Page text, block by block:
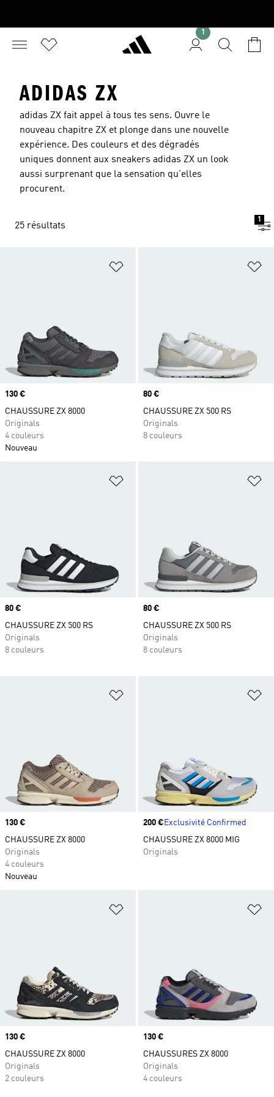
ADIDAS ZX
adidas ZX fait appel à tous tes sens. Ouvre le
nouveau chapitre ZX et plonge dans une nouvelle
expérience. Des couleurs et des dégradés
uniques donnent aux sneakers adidas ZX un look
aussi surprenant que la sensation qu'elles
procurent.
25 résultats
1
Ajouter à la Liste de produits
Prix
130 €
CHAUSSURE ZX 8000
Originals
4 couleurs
Nouveau
Prix
80 €
CHAUSSURE ZX 500 RS
Originals
8 couleurs
Ajouter à la Liste de produits
Prix
80 €
CHAUSSURE ZX 500 RS
Originals
8 couleurs
Prix
80 €
CHAUSSURE ZX 500 RS
Originals
8 couleurs
Ajouter à la Liste de produits
Prix
130 €
CHAUSSURE ZX 8000
Originals
4 couleurs
Nouveau
Prix
200 € Exclusivité Confirmed
CHAUSSURE ZX 8000 MIG
Originals
Ajouter à la Liste de produits
Prix
130 €
CHAUSSURE ZX 8000
Originals
2 couleurs
Prix
130 €
CHAUSSURES ZX 8000
Originals
4 couleurs